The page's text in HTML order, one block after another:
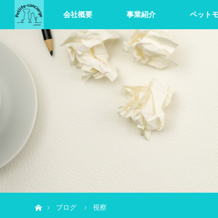
会社概要 事業紹介 ペット
ブログ
視察